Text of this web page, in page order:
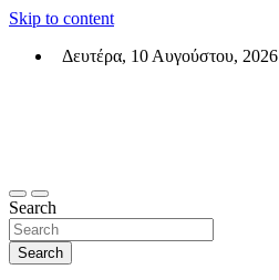
Skip to content
Δευτέρα, 10 Αυγούστου, 2026
Search
Search